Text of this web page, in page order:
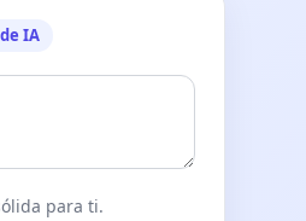
IA
para ti.